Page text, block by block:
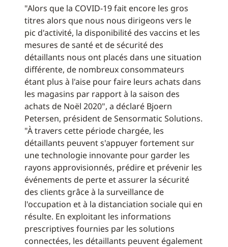
"Alors que la COVID-19 fait encore les gros
titres alors que nous nous dirigeons vers le
pic d'activité, la disponibilité des vaccins et les
mesures de santé et de sécurité des
détaillants nous ont placés dans une situation
différente, de nombreux consommateurs
étant plus à l'aise pour faire leurs achats dans
les magasins par rapport à la saison des
achats de Noël 2020", a déclaré Bjoern
Petersen, président de Sensormatic Solutions.
"À travers cette période chargée, les
détaillants peuvent s'appuyer fortement sur
une technologie innovante pour garder les
rayons approvisionnés, prédire et prévenir les
événements de perte et assurer la sécurité
des clients grâce à la surveillance de
l'occupation et à la distanciation sociale qui en
résulte. En exploitant les informations
prescriptives fournies par les solutions
connectées, les détaillants peuvent également